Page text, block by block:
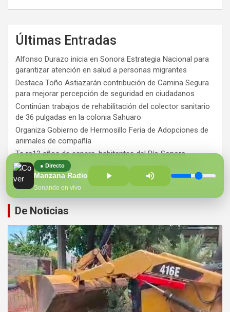
● Directo
Sonando en vivo
Últimas Entradas
Alfonso Durazo inicia en Sonora Estrategia Nacional para
garantizar atención en salud a personas migrantes
Destaca Toño Astiazarán contribución de Camina Segura
para mejorar percepción de seguridad en ciudadanos
Continúan trabajos de rehabilitación del colector sanitario
de 36 pulgadas en la colonia Sahuaro
Organiza Gobierno de Hermosillo Feria de Adopciones de
animales de compañía
Ts ra12 años de espera, habitantes del Río Sonora
agradecen a Durazo y Sheinbaum por construcción de
Hospital Regional
De Noticias